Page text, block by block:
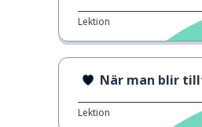
Lektion
När man blir
Lektion